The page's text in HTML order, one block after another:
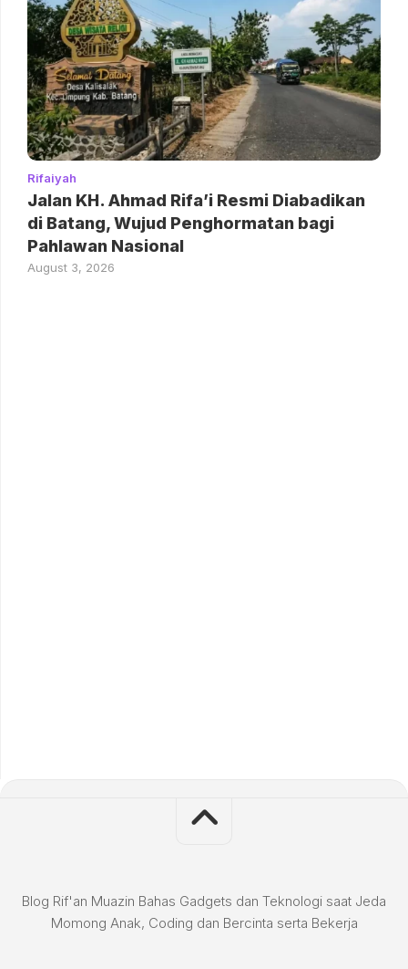
Rifaiyah
Jalan KH. Ahmad Rifa’i Resmi Diabadikan
di Batang, Wujud Penghormatan bagi
Pahlawan Nasional
August 3, 2026
Blog Rif'an Muazin Bahas Gadgets dan Teknologi saat Jeda
Momong Anak, Coding dan Bercinta serta Bekerja